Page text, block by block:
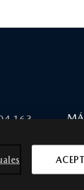
163